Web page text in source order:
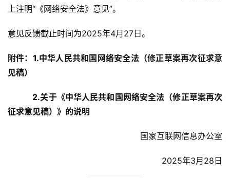
上注明“《网络安全法》意见”。
意见反馈截止时间为2025年4月27日。
附件：1.中华人民共和国网络安全法（修正草案再次征求意
见稿）
2.关于《中华人民共和国网络安全法（修正草案再次
征求意见稿）》的说明
国家互联网信息办公室
2025年3月28日